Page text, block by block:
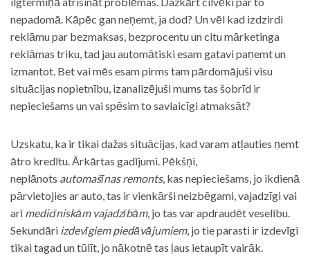
nepadomā. Kāpēc gan neņemt, ja dod? Un vēl kad izdzirdi
reklāmu par bezmaksas, bezprocentu un citu mārketinga
reklāmas triku, tad jau automātiski esam gatavi paņemt un
izmantot. Bet vai mēs esam pirms tam pārdomājuši visu
situācijas nopietnību, izanalizējuši mums tas šobrīd ir
nepieciešams un vai spēsim to savlaicīgi atmaksāt?
Uzskatu, ka ir tikai dažas situācijas, kad varam atļauties ņemt
ātro kredītu. Ārkārtas gadījumi. Pēkšņi,
neplānots automašīnas remonts, kas nepieciešams, jo ikdienā
pārvietojies ar auto, tas ir vienkārši neizbēgami, vajadzīgi vai
arīmedicīniskām vajadzībām, jo tas var apdraudēt veselību.
Sekundāri izdevīgiem piedāvājumiem, jo tie parasti ir izdevīgi
tikai tagad un tūlīt, jo nākotnē tas ļaus ietaupīt vairāk.